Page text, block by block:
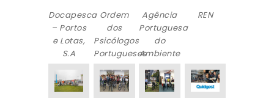
Docapesca
– Portos
e Lotas,
S.A
Ordem
dos
Psicólogos
Portugueses
Agência
Portuguesa
do
Ambiente
REN